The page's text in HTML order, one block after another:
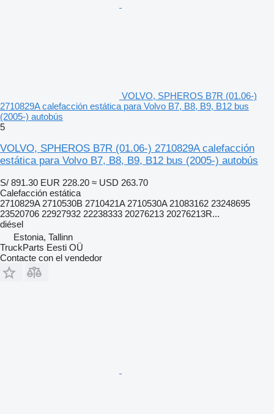
VOLVO, SPHEROS B7R (01.06-)
2710829A calefacción estática para Volvo B7, B8, B9, B12 bus
(2005-) autobús
5
VOLVO, SPHEROS B7R (01.06-) 2710829A calefacción
estática para Volvo B7, B8, B9, B12 bus (2005-) autobús
S/ 891.30 EUR 228.20 ≈ USD 263.70
Calefacción estática
2710829A 2710530B 2710421A 2710530A 21083162 23248695
23520706 22927932 22238333 20276213 20276213R...
diésel
Estonia, Tallinn
TruckParts Eesti OÜ
Contacte con el vendedor